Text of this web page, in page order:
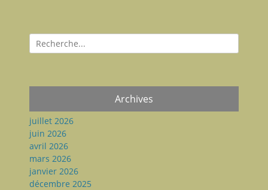
Recherche
pour:
Archives
juillet 2026
juin 2026
avril 2026
mars 2026
janvier 2026
décembre 2025